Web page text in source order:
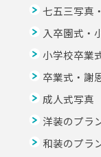
七五三写真
入卒園式・
小学校卒業
卒業式・謝
成人式写真
洋装のプラ
和装のプラ